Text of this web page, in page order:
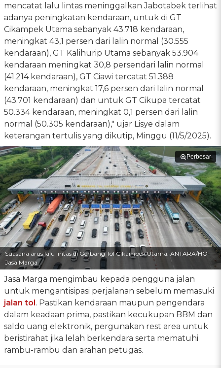
mencatat lalu lintas meninggalkan Jabotabek terlihat
adanya peningkatan kendaraan, untuk di GT
Cikampek Utama sebanyak 43.718 kendaraan,
meningkat 43,1 persen dari lalin normal (30.555
kendaraan), GT Kalihurip Utama sebanyak 53.904
kendaraan meningkat 30,8 persendari lalin normal
(41.214 kendaraan), GT Ciawi tercatat 51.388
kendaraan, meningkat 17,6 persen dari lalin normal
(43.701 kendaraan) dan untuk GT Cikupa tercatat
50.334 kendaraan, meningkat 0,1 persen dari lalin
normal (50.305 kendaraan)," ujar Lisye dalam
keterangan tertulis yang dikutip, Minggu (11/5/2025).
Perbesar
Suasana arus lalu lintas di Gerbang Tol Cikampek Utama. ANTARA/HO-
Jasa Marga
Jasa Marga mengimbau kepada pengguna jalan
untuk mengantisipasi perjalanan sebelum memasuki
jalan tol . Pastikan kendaraan maupun pengendara
dalam keadaan prima, pastikan kecukupan BBM dan
saldo uang elektronik, pergunakan rest area untuk
beristirahat jika lelah berkendara serta mematuhi
rambu-rambu dan arahan petugas.